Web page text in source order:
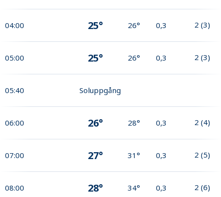
04:00 25° 26° 0,3 2 (3)
05:00 25° 26° 0,3 2 (3)
05:40 Soluppgång
06:00 26° 28° 0,3 2 (4)
07:00 27° 31° 0,3 2 (5)
08:00 28° 34° 0,3 2 (6)